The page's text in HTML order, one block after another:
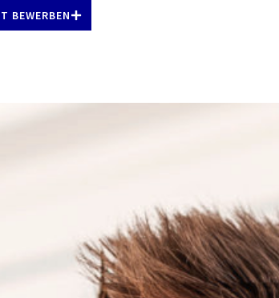
BEWERBEN